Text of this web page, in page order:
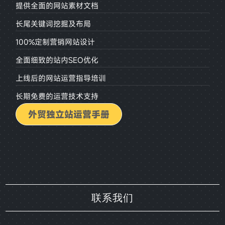
提供全面的网站素材文档
长尾关键词挖掘及布局
100%定制营销网站设计
全面细致的站内SEO优化
上线后的网站运营指导培训
长期免费的运营技术支持
外贸独立站运营手册
联系我们